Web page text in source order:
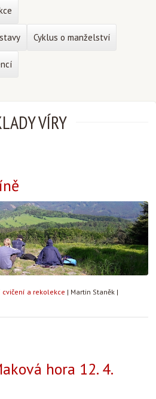
VÍRY
cvičení a rekolekce | Martin Staněk |
hora 12. 4.
Cyklus o manželství